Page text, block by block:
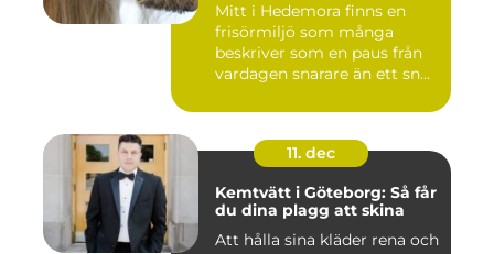
Mitt i Hedemora finns en
frisörmiljö som många
beskriver som en paus från
vardagen snarare än ett sn...
11. dec
Kemtvätt i Göteborg: Så får
du dina plagg att skina
Att hålla sina kläder rena och